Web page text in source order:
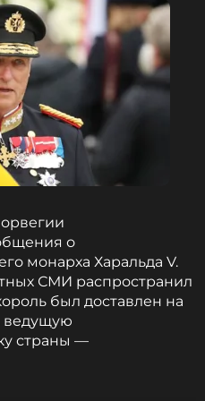
решив ответить в
вечеринку. Она
а заявление.
костюма,
является одним из
сопоставлений в
и ужас.
о
монарха Харальда V.
СМИ распространил
был доставлен на
ведущую
страны —